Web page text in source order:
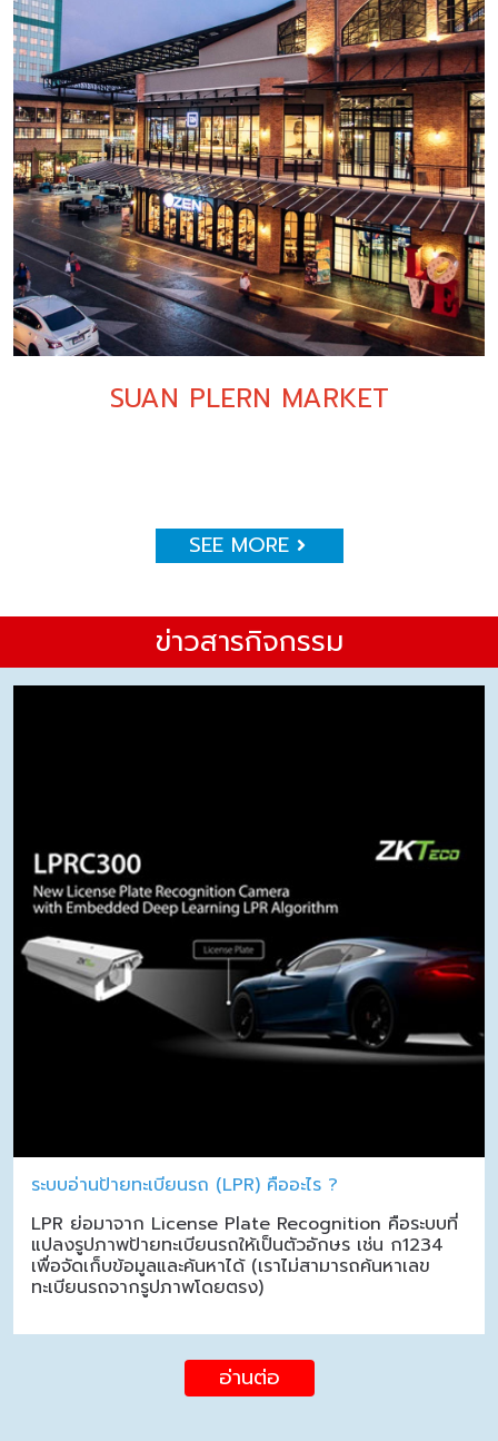
SUAN PLERN MARKET
SEE MORE
ข่าวสารกิจกรรม
ระบบอ่านป้ายทะเบียนรถ (LPR) คืออะไร ?
LPR ย่อมาจาก License Plate Recognition คือระบบที่
แปลงรูปภาพป้ายทะเบียนรถให้เป็นตัวอักษร เช่น ก1234
เพื่อจัดเก็บข้อมูลและค้นหาได้ (เราไม่สามารถค้นหาเลข
ทะเบียนรถจากรูปภาพโดยตรง)
อ่านต่อ